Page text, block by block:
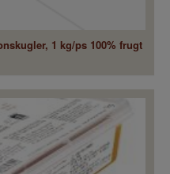
1 kg/ps 100% frugt